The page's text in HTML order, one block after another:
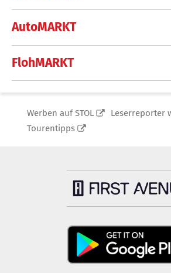
AutoMARKT
FlohMARKT
Werben auf STOL
Leserreporter
Tourentipps